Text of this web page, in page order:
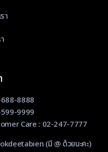
า
8888
9999
Care : 02-247-7777
(มี @ ด้วยนะคะ)